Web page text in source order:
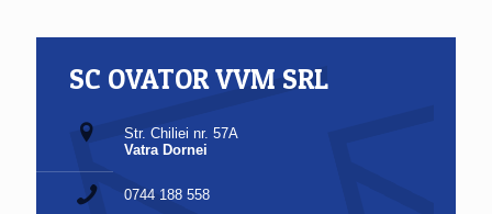
SC OVATOR VVM SRL
Str. Chiliei nr. 57A
Vatra Dornei
0744 188 558